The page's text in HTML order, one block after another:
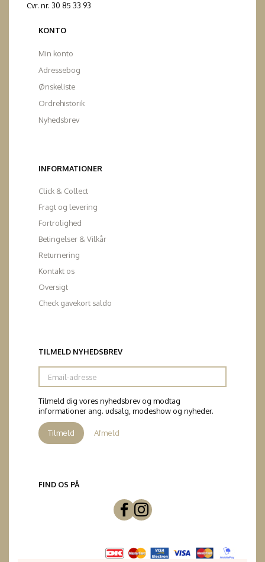
Cvr. nr. 30 85 33 93
KONTO
Min konto
Adressebog
Ønskeliste
Ordrehistorik
Nyhedsbrev
INFORMATIONER
Click & Collect
Fragt og levering
Fortrolighed
Betingelser & Vilkår
Returnering
Kontakt os
Oversigt
Check gavekort saldo
TILMELD NYHEDSBREV
Email-
adresse
Tilmeld dig vores nyhedsbrev og modtag
informationer ang. udsalg, modeshow og nyheder.
Tilmeld Afmeld
FIND OS PÅ